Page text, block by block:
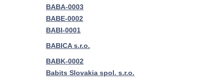
BABA-0003
BABE-0002
BABI-0001
BABICA s.r.o.
BABK-0002
Babits Slovakia spol. s.r.o.